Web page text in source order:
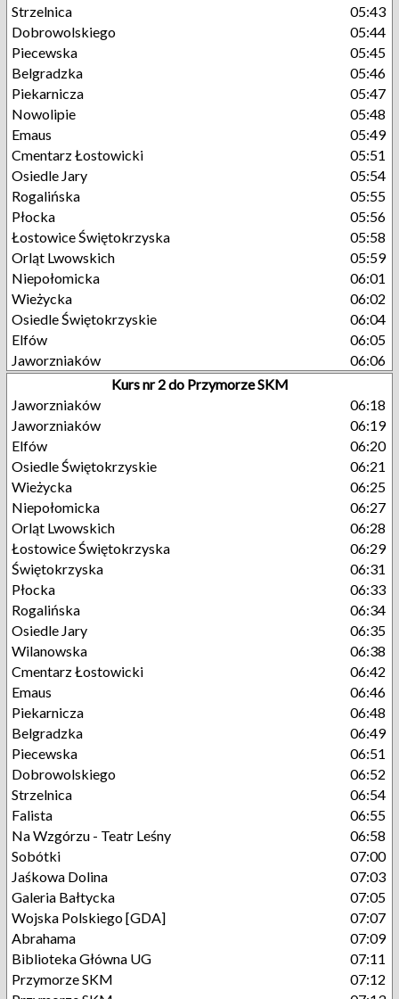
Strzelnica
05:43
Dobrowolskiego
05:44
Piecewska
05:45
Belgradzka
05:46
Piekarnicza
05:47
Nowolipie
05:48
Emaus
05:49
Cmentarz Łostowicki
05:51
Osiedle Jary
05:54
Rogalińska
05:55
Płocka
05:56
Łostowice Świętokrzyska
05:58
Orląt Lwowskich
05:59
Niepołomicka
06:01
Wieżycka
06:02
Osiedle Świętokrzyskie
06:04
Elfów
06:05
Jaworzniaków
06:06
Kurs nr 2 do Przymorze SKM
Jaworzniaków
06:18
Jaworzniaków
06:19
Elfów
06:20
Osiedle Świętokrzyskie
06:21
Wieżycka
06:25
Niepołomicka
06:27
Orląt Lwowskich
06:28
Łostowice Świętokrzyska
06:29
Świętokrzyska
06:31
Płocka
06:33
Rogalińska
06:34
Osiedle Jary
06:35
Wilanowska
06:38
Cmentarz Łostowicki
06:42
Emaus
06:46
Piekarnicza
06:48
Belgradzka
06:49
Piecewska
06:51
Dobrowolskiego
06:52
Strzelnica
06:54
Falista
06:55
Na Wzgórzu - Teatr Leśny
06:58
Sobótki
07:00
Jaśkowa Dolina
07:03
Galeria Bałtycka
07:05
Wojska Polskiego [GDA]
07:07
Abrahama
07:09
Biblioteka Główna UG
07:11
Przymorze SKM
07:12